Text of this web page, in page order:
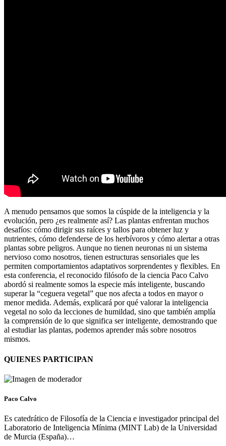
A menudo pensamos que somos la cúspide de la inteligencia y la
evolución, pero ¿es realmente así? Las plantas enfrentan muchos
desafíos: cómo dirigir sus raíces y tallos para obtener luz y
nutrientes, cómo defenderse de los herbívoros y cómo alertar a otras
plantas sobre peligros. Aunque no tienen neuronas ni un sistema
nervioso como nosotros, tienen estructuras sensoriales que les
permiten comportamientos adaptativos sorprendentes y flexibles. En
esta conferencia, el reconocido filósofo de la ciencia Paco Calvo
abordó si realmente somos la especie más inteligente, buscando
superar la “ceguera vegetal” que nos afecta a todos en mayor o
menor medida. Además, explicará por qué valorar la inteligencia
vegetal no solo da lecciones de humildad, sino que también amplía
la comprensión de lo que significa ser inteligente, demostrando que
al estudiar las plantas, podemos aprender más sobre nosotros
mismos.
QUIENES PARTICIPAN
Paco Calvo
Es catedrático de Filosofía de la Ciencia e investigador principal del
Laboratorio de Inteligencia Mínima (MINT Lab) de la Universidad
de Murcia (España)…